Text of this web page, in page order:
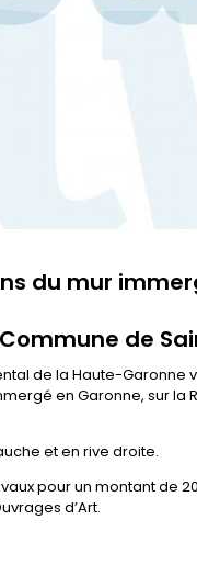
du mur
de
de la Haute-
en Garonne, sur la
et en rive droite.
pour un montant de
d’Art.